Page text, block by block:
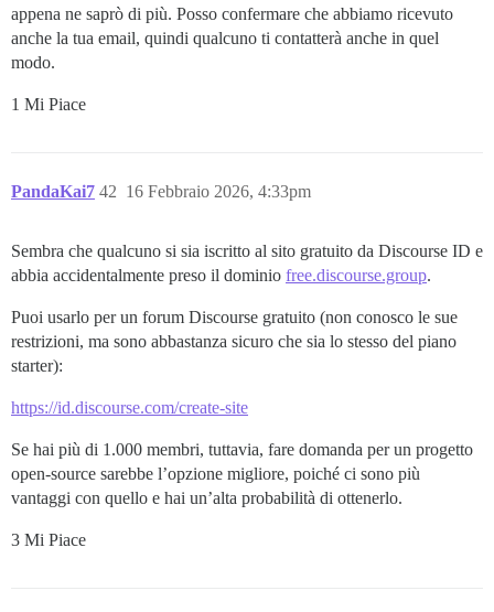
appena ne saprò di più. Posso confermare che abbiamo ricevuto
anche la tua email, quindi qualcuno ti contatterà anche in quel
modo.
1 Mi Piace
PandaKai7 16 Febbraio 2026, 4:33pm
42
Sembra che qualcuno si sia iscritto al sito gratuito da Discourse ID e
abbia accidentalmente preso il dominio free.discourse.group.
Puoi usarlo per un forum Discourse gratuito (non conosco le sue
restrizioni, ma sono abbastanza sicuro che sia lo stesso del piano
starter):
https://id.discourse.com/create-site
Se hai più di 1.000 membri, tuttavia, fare domanda per un progetto
open-source sarebbe l’opzione migliore, poiché ci sono più
vantaggi con quello e hai un’alta probabilità di ottenerlo.
3 Mi Piace